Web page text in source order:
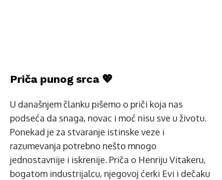
Priča punog srca 💖
U današnjem članku pišemo o priči koja nas
podseća da snaga, novac i moć nisu sve u životu.
Ponekad je za stvaranje istinske veze i
razumevanja potrebno nešto mnogo
jednostavnije i iskrenije. Priča o Henriju Vitakeru,
bogatom industrijalcu, njegovoj ćerki Evi i dečaku